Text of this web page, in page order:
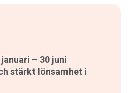
– 30 juni
stärkt lönsamhet i